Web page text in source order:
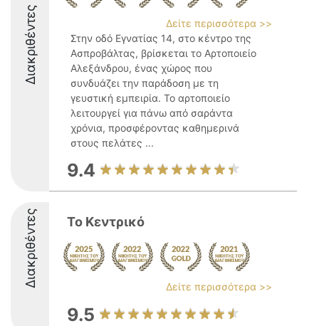
Διακριθέντες
Δείτε περισσότερα >>
Στην οδό Εγνατίας 14, στο κέντρο της
Ασπροβάλτας, βρίσκεται το Αρτοποιείο
Αλεξάνδρου, ένας χώρος που
συνδυάζει την παράδοση με τη
γευστική εμπειρία. Το αρτοποιείο
λειτουργεί για πάνω από σαράντα
χρόνια, προσφέροντας καθημερινά
στους πελάτες ...
9.4
Διακριθέντες Το Κεντρικό
Δείτε περισσότερα >>
9.5